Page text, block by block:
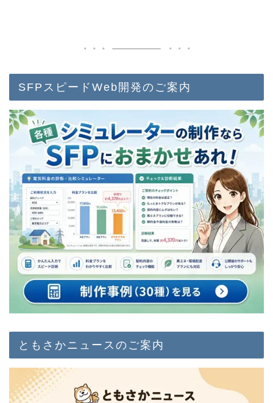
SFPスピードWeb開発のご案内
ともさかニュースのご案内